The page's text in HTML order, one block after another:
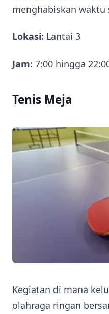
menghabiskan waktu
Lokasi: Lantai 3
Jam: 7:00 hingga
Tenis Meja
Kegiatan di mana
olahraga ringan